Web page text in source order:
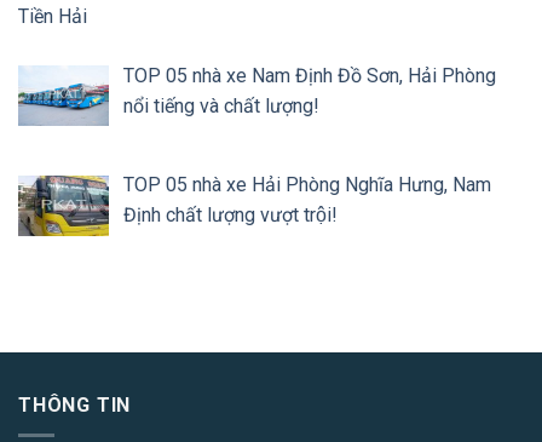
Tiền Hải
TOP 05 nhà xe Nam Định Đồ Sơn, Hải Phòng
nổi tiếng và chất lượng!
TOP 05 nhà xe Hải Phòng Nghĩa Hưng, Nam
Định chất lượng vượt trội!
THÔNG TIN